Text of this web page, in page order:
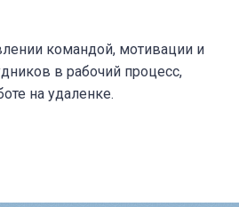
командой, мотивации и
в рабочий процесс,
на удаленке.